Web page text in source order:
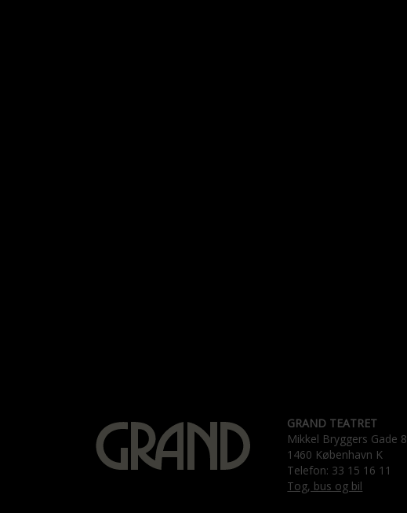
GRAND TEATRET
Mikkel Bryggers Gade 8
1460 København K
Telefon: 33 15 16 11
Tog, bus og bil